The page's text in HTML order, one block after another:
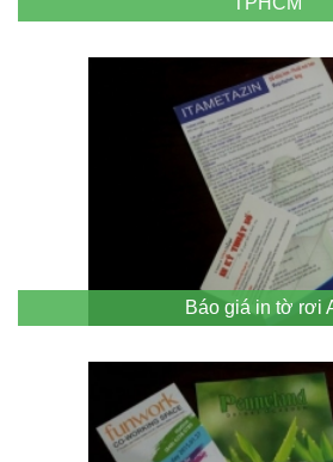
Báo giá in tờ rơi